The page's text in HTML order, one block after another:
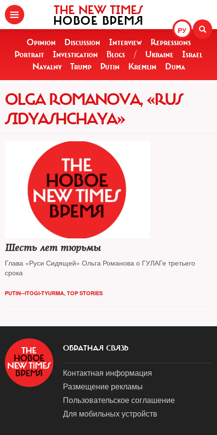
РУ
THE NEW TIMES
НОВОЕ ВРЕМЯ
Opinion Discussion Interview
Repressions
Portrait
Investigation Blogs / Ukraine
Israel
Navalny
Trump Putin Kremlin Duma
OLGA ROMANOVA, «RUS
SIDYASHCHAYA»
Шесть лет тюрьмы
Глава «Руси Сидящей» Ольга Романова о ГУЛАГе третьего
срока
PUTIN--ITOGI-TYURMA, TOP STORIES
ОБРАТНАЯ СВЯЗЬ
Контактная информация
Размещение рекламы
Пользовательское соглашение
Для мобильных устройств